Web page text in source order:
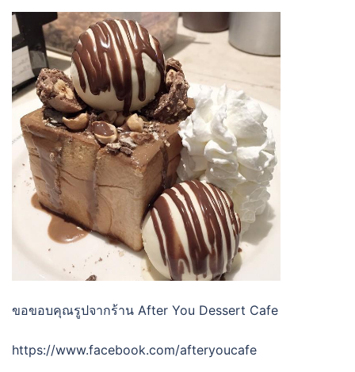
ขอขอบคุณรูปจากร้าน After You Dessert Cafe
https://www.facebook.com/afteryoucafe